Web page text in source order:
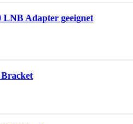
Adapter geeignet